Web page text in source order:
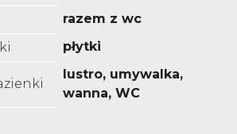
razem z wc
płytki
lustro, umywalka,
wanna, WC